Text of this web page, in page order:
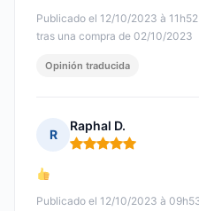
Publicado el 12/10/2023 à 11h52
tras una compra de 02/10/2023
Opinión traducida
R
Raphal D.
Nota: 5 de 5
Publicado el 12/10/2023 à